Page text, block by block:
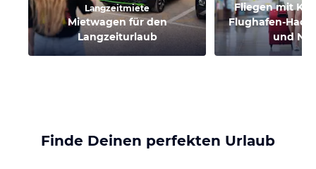
Langzeitmiete
Mietwagen für den
Langzeiturlaub
Fliegen mit
Flughafen-
und
Finde Deinen perfekten Urlaub